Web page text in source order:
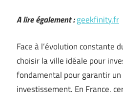
A lire également :geekfinity.fr
Face à l’évolution constante
choisir la ville idéale pour
fondamental pour garantir
investissement. En France,